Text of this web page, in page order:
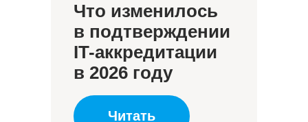
Что изменилось
в подтверждении
IT-аккредитации
в 2026 году
Читать